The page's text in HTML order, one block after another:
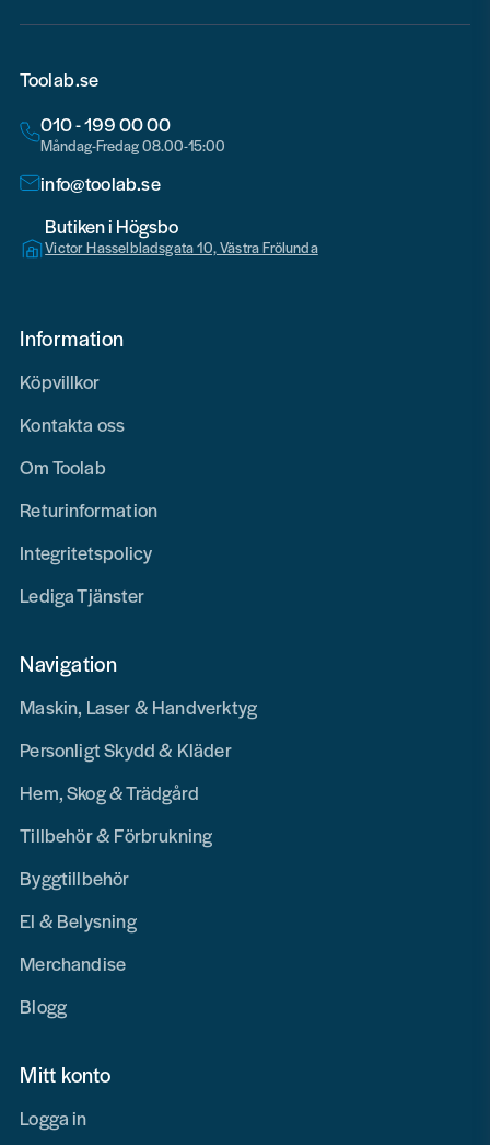
Toolab.se
010 - 199 00 00
Måndag-Fredag 08.00-15:00
info@toolab.se
Butiken i Högsbo
Victor Hasselbladsgata 10, Västra Frölunda
Information
Köpvillkor
Kontakta oss
Om Toolab
Returinformation
Integritetspolicy
Lediga Tjänster
Navigation
Maskin, Laser & Handverktyg
Personligt Skydd & Kläder
Hem, Skog & Trädgård
Tillbehör & Förbrukning
Byggtillbehör
El & Belysning
Merchandise
Blogg
Mitt konto
Logga in